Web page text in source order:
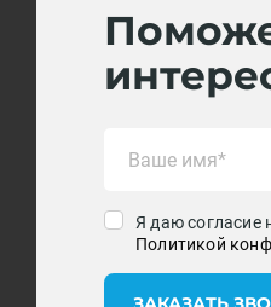
Я даю согласие
Политикой